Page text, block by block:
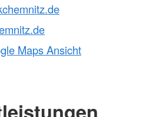
Maps Ansicht